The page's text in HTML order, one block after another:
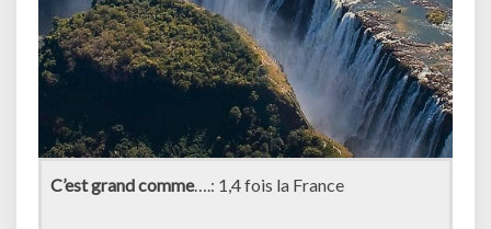
C’est grand comme….: 1,4 fois la France